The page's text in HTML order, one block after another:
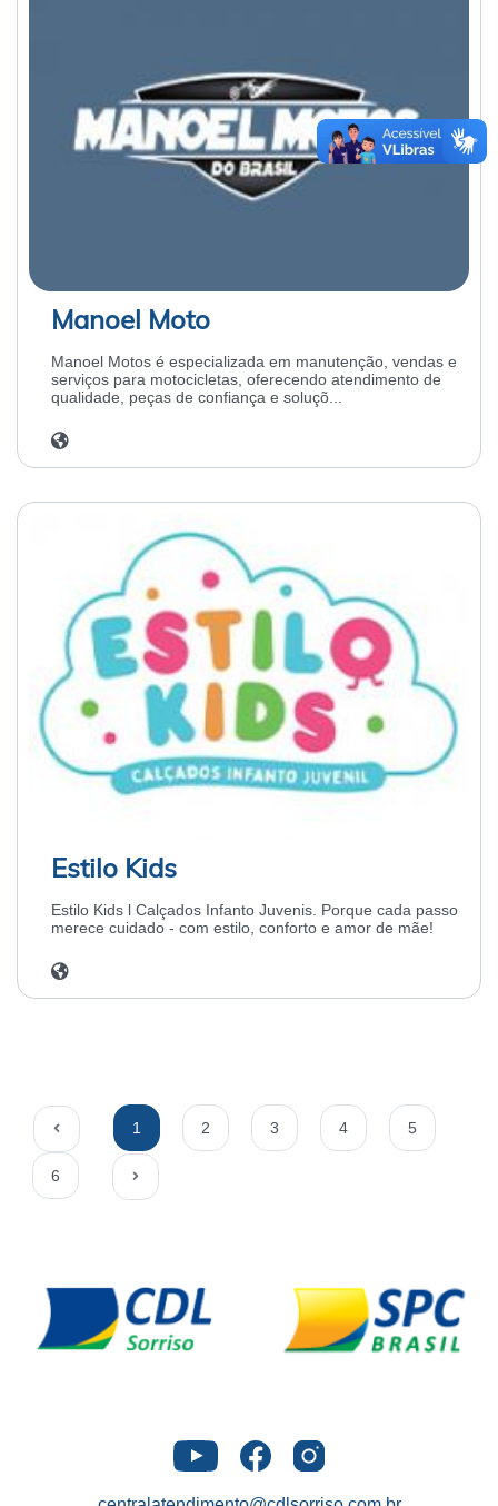
Manoel Moto
Manoel Motos é especializada em manutenção, vendas e
serviços para motocicletas, oferecendo atendimento de
qualidade, peças de confiança e soluçõ...
Estilo Kids
Estilo Kids l Calçados Infanto Juvenis. Porque cada passo
merece cuidado - com estilo, conforto e amor de mãe!
1 2 3 4 5
6